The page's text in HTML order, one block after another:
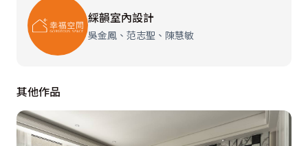
綵韻室內設計
吳金鳳、范志聖、陳慧敏
其他作品